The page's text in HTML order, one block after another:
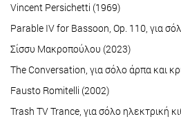
Vincent Persichetti (1969)
Parable IV for Bassoon, Op. 110, για
Σίσσυ Μακροπούλου (2023)
The Conversation, για σόλο άρπα και
Fausto Romitelli (2002)
Trash TV Trance, για σόλο ηλεκτρική